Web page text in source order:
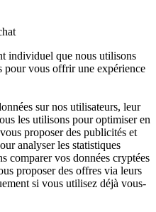
individuel que nous utilisons
pour vous offrir une expérience
sur nos utilisateurs, leur
les utilisons pour optimiser en
proposer des publicités et
analyser les statistiques
comparer vos données cryptées
proposer des offres via leurs
si vous utilisez déjà vous-